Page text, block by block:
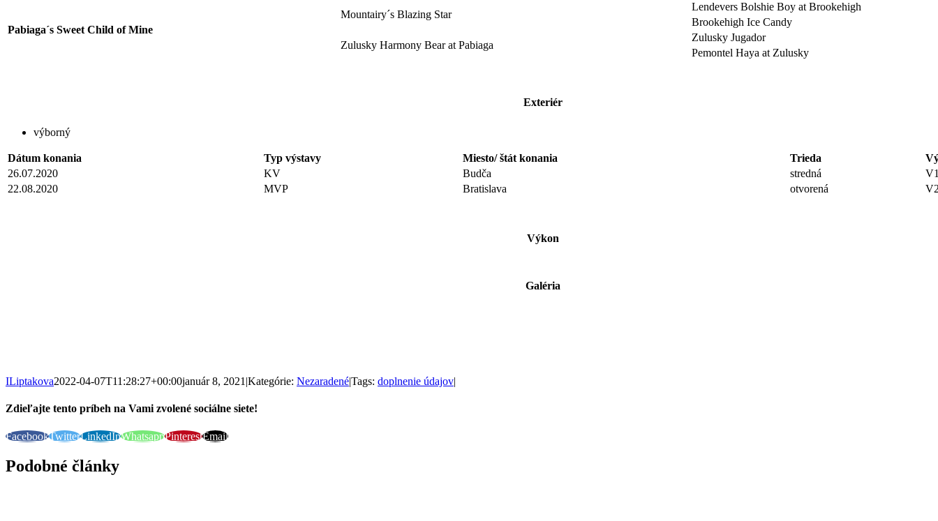
Pabiaga´s Sweet Child of Mine
Mountairy´s Blazing Star
Lendevers Bolshie Boy at Brookehigh
Brookehigh Ice Candy
Zulusky Harmony Bear at Pabiaga
Zulusky Jugador
Pemontel Haya at Zulusky
Exteriér
výborný
Dátum konania Typ výstavy Miesto/ štát konania Trieda
26.07.2020
KV Budča stredná
22.08.2020
MVP Bratislava otvorená
Výkon
Galéria
ILiptakova2022-04-07T11:28:27+00:00január 8, 2021 |Kategórie: Nezaradené|Tags: doplnenie údajov|
Zdieľajte tento príbeh na Vami zvolené sociálne siete!
FacebookTwitterLinkedInWhatsappPinterestEmail
Podobné články